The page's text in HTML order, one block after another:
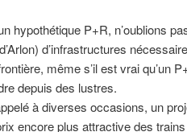
hypothétique P+R, n’oublions
d’infrastructures
même s’il est vrai qu’un
depuis des lustres.
à diverses occasions, un
encore plus attractive des